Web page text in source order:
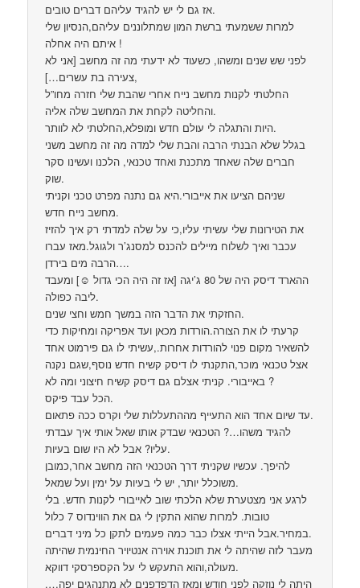
אז גם לי יש להגיד עליהם דברים טובים.
למרות ששמעתי ברשת המון שמתלוננים עליהם,הנסיון שלי
איתם היה אחלה !
לפני שש שנים ומשהו, כשעוד לא ידעתי מה זה מחשב [אני לא
צעירה בת עשרים…],
החלטתי לקנות מחשב נייח אחרי שהבת שלי חזרה מחו”ל
והחליטה לקחת את המחשב שלה אליה.
היות והתגלה לי עולם חדש ומופלא,החלטתי לא לוותר.
בגלל שלא הבנתי הרבה והבת שלי למדה מה זה מחשב משני
חברים שלה שאחד מתכנת ואחד טכנאי, הלכנו ועשינו סקר
שוק.
שניהם הציעו את אייבורי.היא גם נתנה מפרט טכני וקניתי
מחשב נייח חדש.
את הטירונות שלי עשיתי עליו,כי על שלה למדתי רק איך להזיז
עכבר ואיך לשלוח מיילים להכנס למסנג’ר ולגוגל.מאז עברו
הרבה מים בירדן….
ההארד דיסק היה של 80 ג’יגה [אז זה היה הכי גדול ☺] ומעבד
ליבה כפולה.
החזקתי את הדבר הזה במשך חמש וחצי שנים.
קרעתי לו את הצורה.הורדות מכאן ועד אפריקה ומחיקות כדי
להשאיר מקום פנוי להורדות אחרות.,עשיתי לו גם פירמוט אחד
אצל טכנאי מוכר,התקנתי לו דיסק קשיח חדש נוסף,שגם נקנה
באייבורי. קניתי אצלם גם דיסק קשיח חיצוני ומה לא ?
הכל עבד פיקס.
עד שיום אחד הוא התעייף מההתעללות שלי וקרס ככה פתאום.
להגיד משהו…? הטכנאי שבדק אותו שאל אותי איך עבדתי
עליו? אבל לא היו שום בעיות.
להיפך. עכשיו שקניתי דרך הטכנאי הזה מחשב אחר,כמובן
משוכלל יותר, יש לי בעיות על ימין ועל שמאל.
לרגע אני מצטערת שלא הלכתי שוב לאייבורי לקנות חדש. בלי
טובות. למרות שהוא התקין לי גם את הווינדוס 7 כלול
במחיר.אבל הייתי אצלו כבר כמה פעמים לתקן כל מיני דברים.
מעבר לזה שהיתה לי את תוכנת אוירה אנטיויר החינמית שהיתה
מעולה,והוא התעקש לי על הקספרסקי דווקא.
היתה לי נוזקה לפני חודש ומאז הדפדפנים לא מתנהגים יפה….